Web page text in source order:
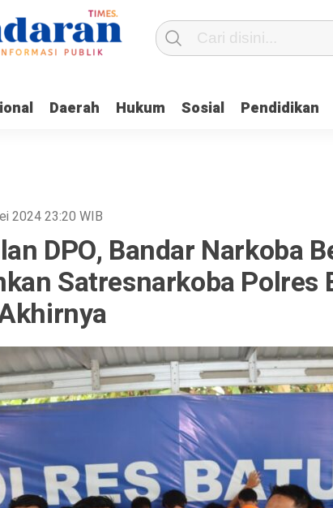
Daerah Hukum Sosial Pendidikan
202423:20 WIB
DPO, Bandar Narkoba
Satresnarkoba Polres